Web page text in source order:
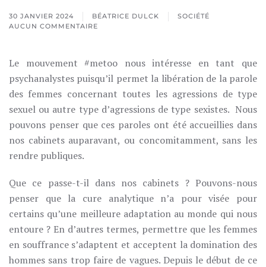
30 JANVIER 2024 BÉATRICE DULCK
SOCIÉTÉ
AUCUN COMMENTAIRE
SUR
Le mouvement #metoo nous intéresse en tant que
psychanalystes puisqu’il permet la libération de la parole
des femmes concernant toutes les agressions de type
sexuel ou autre type d’agressions de type sexistes. Nous
pouvons penser que ces paroles ont été accueillies dans
nos cabinets auparavant, ou concomitamment, sans les
rendre publiques.
Que ce passe-t-il dans nos cabinets ? Pouvons-nous
penser que la cure analytique n’a pour visée pour
certains qu’une meilleure adaptation au monde qui nous
entoure ? En d’autres termes, permettre que les femmes
en souffrance s’adaptent et acceptent la domination des
hommes sans trop faire de vagues. Depuis le début de ce